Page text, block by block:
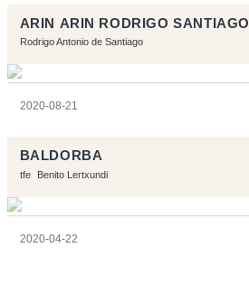
ARIN ARIN RODRIGO SANTIAGO
Rodrigo Antonio de Santiago
2020-08-21
BALDORBA
tfe Benito Lertxundi
2020-04-22